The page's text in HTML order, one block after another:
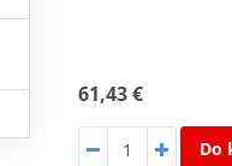
61,43 €
Do